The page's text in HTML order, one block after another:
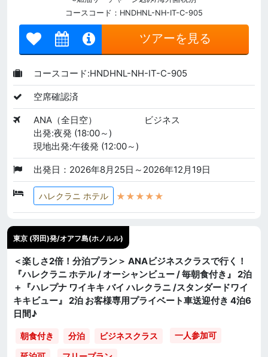
コースコード：HNDHNL-NH-IT-C-905
ツアーを見る
コースコード:HNDHNL-NH-IT-C-905
空席確認済
ANA（全日空）
ビジネス
出発:夜発 (18:00～)
現地出発:午後発 (12:00～)
出発日：2026年8月25日～2026年12月19日
ハレクラニ ホテル ★★★★★
東京 (羽田)発/オアフ島(ホノルル)
＜楽しさ2倍！分泊プラン＞ ANAビジネスクラスで行く！
『ハレクラニ ホテル / オーシャンビュー / 毎朝食付き』 2泊
＋『ハレプナ ワイキキ バイ ハレクラニ /スタンダードワイ
キキビュー』 2泊 お客様専用プライベート車送迎付き 4泊6
日間♪
朝食付き 分泊 ビジネスクラス 一人参加可